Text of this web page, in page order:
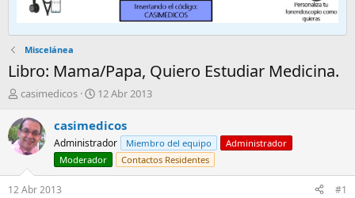
Miscelánea
Libro: Mama/Papa, Quiero Estudiar Medicina.
A
t
o
r
casimedicos
F
c
a
d
e
12 Abr 2013
casimedicos
Administrador Miembro del equipo
Administrador
Moderador
Contactos Residentes
12 Abr 2013 #1